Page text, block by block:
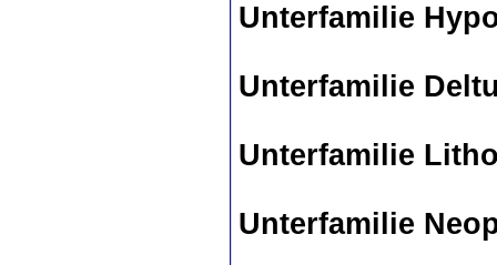
Unterfamilie
Unterfamilie
Unterfamilie
Unterfamilie